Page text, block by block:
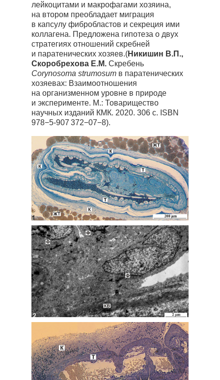
лейкоцитами и макрофагами хозяина,
на втором преобладает миграция
в капсулу фибробластов и секреция ими
коллагена. Предложена гипотеза о двух
стратегиях отношений скребней
и паратенических хозяев.(Никишин В.П.,
Скоробрехова Е.М. Скребень
Corynosoma strumosum в паратенических
хозяевах: Взаимоотношения
на организменном уровне в природе
и эксперименте. М.: Товарищество
научных изданий КМК. 2020. 306 с. ISBN
978−5-907 372−07−8).